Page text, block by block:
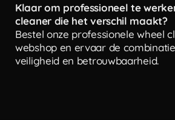
Klaar om professioneel te
cleaner die het verschil maakt?
Bestel onze professionele wheel
webshop en ervaar de
veiligheid en betrouwbaarheid.